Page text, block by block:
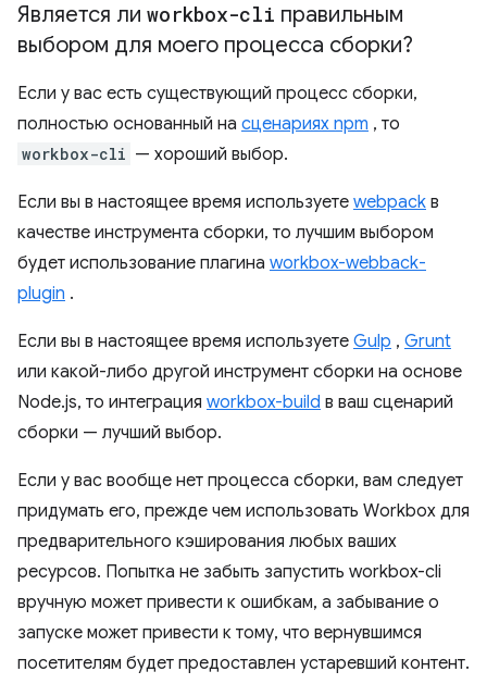
Является ли workbox-cli правильным
выбором для моего процесса сборки?
Если у вас есть существующий процесс сборки,
полностью основанный на сценариях npm , то
workbox-cli — хороший выбор.
Если вы в настоящее время используете webpack в
качестве инструмента сборки, то лучшим выбором
будет использование плагина workbox-webback-
plugin .
Если вы в настоящее время используете Gulp , Grunt
или какой-либо другой инструмент сборки на основе
Node.js, то интеграция workbox-build в ваш сценарий
сборки — лучший выбор.
Если у вас вообще нет процесса сборки, вам следует
придумать его, прежде чем использовать Workbox для
предварительного кэширования любых ваших
ресурсов. Попытка не забыть запустить workbox-cli
вручную может привести к ошибкам, а забывание о
запуске может привести к тому, что вернувшимся
посетителям будет предоставлен устаревший контент.